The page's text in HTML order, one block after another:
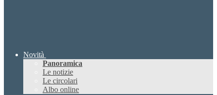
Novità
Panoramica
Le notizie
Le circolari
Albo online